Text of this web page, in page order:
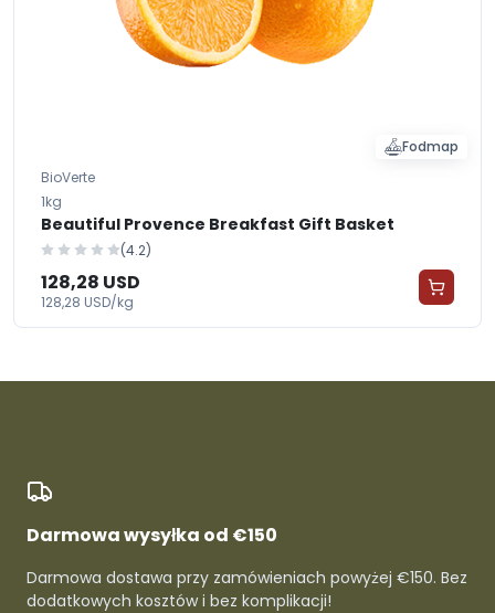
Fodmap
BioVerte
1kg
Beautiful Provence Breakfast Gift Basket
(4.2)
128,28 USD
128,28 USD/kg
Darmowa wysyłka od €150
Darmowa dostawa przy zamówieniach powyżej €150. Bez
dodatkowych kosztów i bez komplikacji!